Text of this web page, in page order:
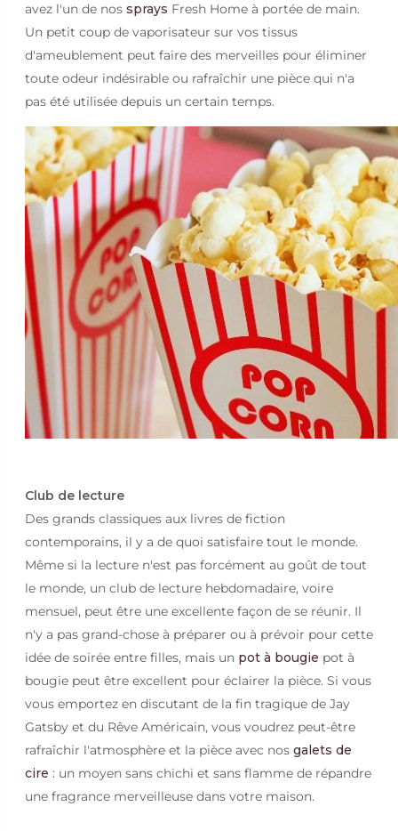
avez l'un de nossprays Fresh Home à portée de main.
Un petit coup de vaporisateur sur vos tissus
d'ameublement peut faire des merveilles pour éliminer
toute odeur indésirable ou rafraîchir une pièce qui n'a
pas été utilisée depuis un certain temps.
Club de lecture
Des grands classiques aux livres de fiction
contemporains, il y a de quoi satisfaire tout le monde.
Même si la lecture n'est pas forcément au goût de tout
le monde, un club de lecture hebdomadaire, voire
mensuel, peut être une excellente façon de se réunir. Il
n'y a pas grand-chose à préparer ou à prévoir pour cette
idée de soirée entre filles, mais unpot à bougie pot à
bougie peut être excellent pour éclairer la pièce. Si vous
vous emportez en discutant de la fin tragique de Jay
Gatsby et du Rêve Américain, vous voudrez peut-être
rafraîchir l'atmosphère et la pièce avec nosgalets de
cire : un moyen sans chichi et sans flamme de répandre
une fragrance merveilleuse dans votre maison.